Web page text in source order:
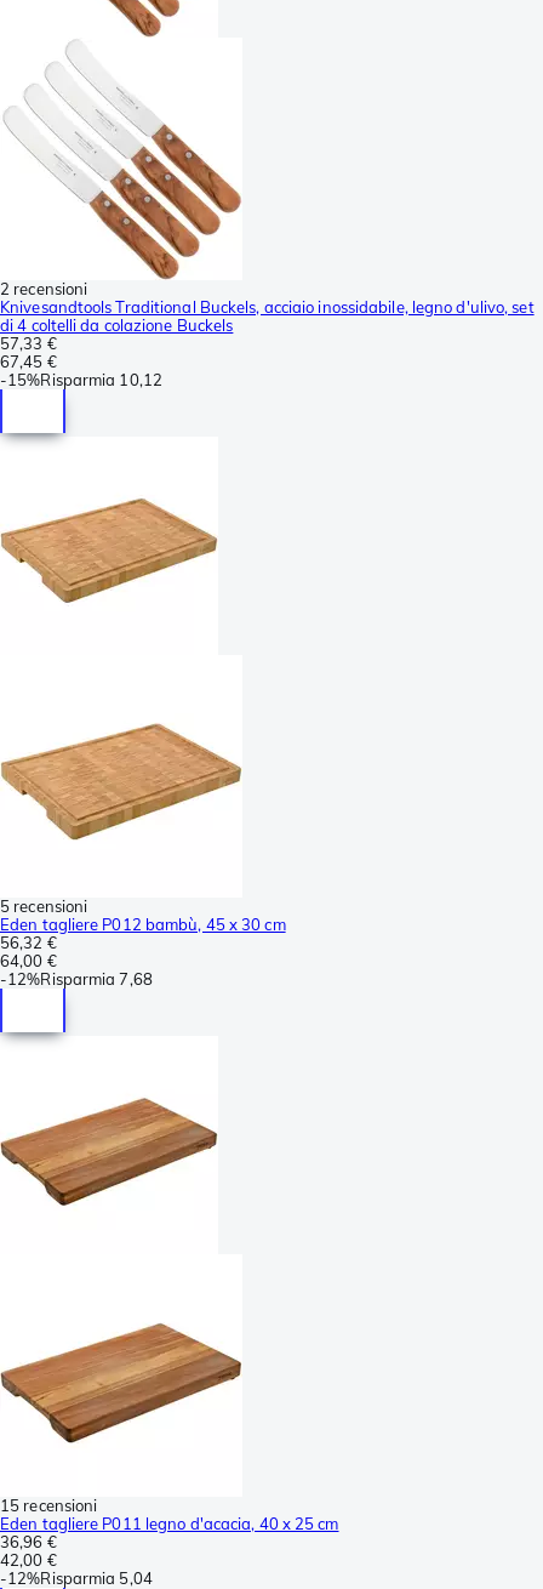
2 recensioni
Knivesandtools Traditional Buckels, acciaio inossidabile, legno d'ulivo, set
di 4 coltelli da colazione Buckels
57,33 €
67,45 €
-15%Risparmia 10,12
5 recensioni
Eden tagliere P012 bambù, 45 x 30 cm
56,32 €
64,00 €
-12%Risparmia 7,68
15 recensioni
Eden tagliere P011 legno d'acacia, 40 x 25 cm
36,96 €
42,00 €
-12%Risparmia 5,04